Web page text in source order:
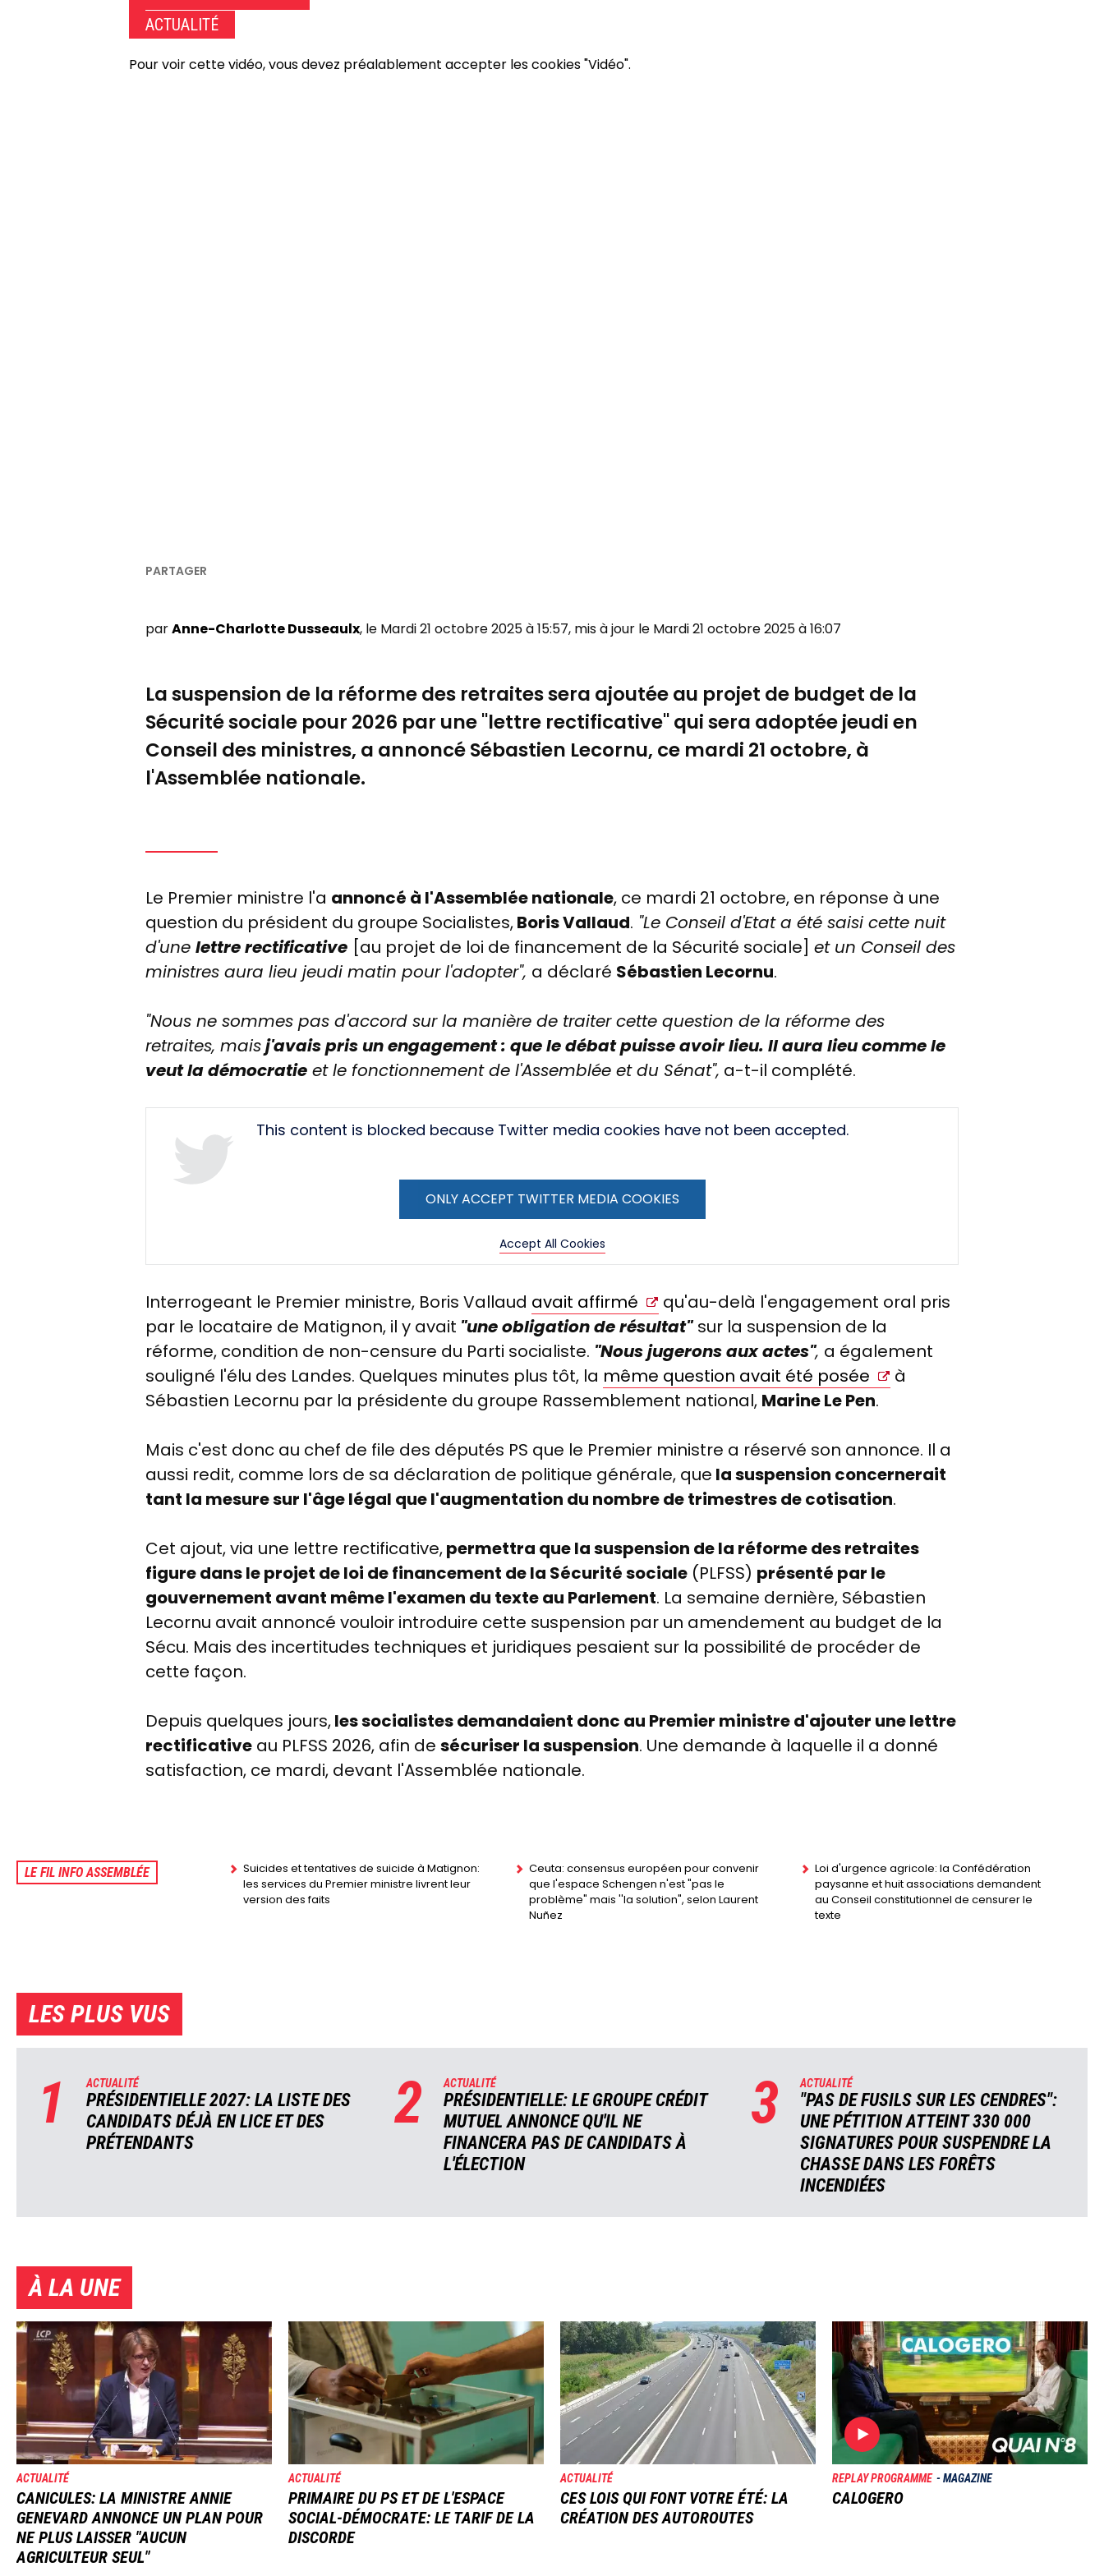
ACTUALITÉ
Pour voir cette vidéo, vous devez préalablement accepter les cookies "Vidéo".
parAnne-Charlotte Dusseaulx, le Mardi 21 octobre 2025 à 15:57, mis à jour le Mardi 21 octobre 2025 à 16:07
La suspension de la réforme des retraites sera ajoutée au projet de budget de la
Sécurité sociale pour 2026 par une "lettre rectificative" qui sera adoptée jeudi en
Conseil des ministres, a annoncé Sébastien Lecornu, ce mardi 21 octobre, à
l'Assemblée nationale.
Le Premier ministre l'a annoncé à l'Assemblée nationale, ce mardi 21 octobre, en réponse à une
question du président du groupe Socialistes,Boris Vallaud. "Le Conseil d'Etat a été saisi cette nuit
d'une lettre rectificative [au projet de loi de financement de la Sécurité sociale] et un Conseil des
ministres aura lieu jeudi matin pour l'adopter", a déclaré Sébastien Lecornu.
"Nous ne sommes pas d'accord sur la manière de traiter cette question de la réforme des
retraites, maisj'avais pris unengagement: que ledébat puisse avoirlieu. Il aura lieu comme le
veut ladémocratie et le fonctionnementde l'Assemblée et du Sénat", a-t-il complété.
This content is blocked because Twitter media cookies have not been accepted.
ONLY ACCEPT TWITTER MEDIA COOKIES
Accept All Cookies
Interrogeant le Premier ministre, Boris Vallaud avait affirmé
qu'au-delà l'engagement oral pris
par le locataire de Matignon, il y avait "une obligation de résultat" sur la suspension de la
réforme, condition de non-censure du Parti socialiste. "Nous jugerons aux actes", a également
souligné l'élu des Landes. Quelques minutes plus tôt, la même question avait été posée
à
Sébastien Lecornu par la présidente du groupe Rassemblement national, Marine Le Pen.
Mais c'est donc au chef de file des députés PS que le Premier ministre a réservé son annonce. Il a
aussi redit, comme lors de sa déclaration de politique générale, que la suspension concernerait
tant la mesure sur l'âge légal que l'augmentation du nombre de trimestres de cotisation.
Cet ajout, via une lettre rectificative,permettra que la suspension de la réforme des retraites
figure dans le projet de loi de financement de la Sécurité sociale (PLFSS) présenté par le
gouvernement avant même l'examen du texte au Parlement. La semaine dernière, Sébastien
Lecornu avait annoncé vouloir introduire cette suspension par un amendement au budget de la
Sécu. Mais des incertitudes techniques et juridiques pesaient sur la possibilité de procéder de
cette façon.
Depuis quelques jours,les socialistes demandaient donc au Premier ministre d'ajouter une lettre
rectificative au PLFSS 2026, afin de sécuriser la suspension. Une demande à laquelle il a donné
satisfaction, ce mardi, devant l'Assemblée nationale.
LE FIL INFO ASSEMBLÉE
Suicides et tentatives de suicide à Matignon:
les services du Premier ministre livrent leur
version des faits
Ceuta: consensus européen pour convenir
que l'espace Schengen n'est "pas le
problème" mais ''la solution", selon Laurent
Nuñez
Loi d'urgence agricole: la Confédération
paysanne et huit associations demandent
au Conseil constitutionnel de censurer le
texte
LES PLUS VUS
1 ACTUALITÉ
PRÉSIDENTIELLE 2027: LA LISTE DES
CANDIDATS DÉJÀ EN LICE ET DES
PRÉTENDANTS
2 ACTUALITÉ
PRÉSIDENTIELLE: LE GROUPE CRÉDIT
MUTUEL ANNONCE QU'IL NE
FINANCERA PAS DE CANDIDATS À
L'ÉLECTION
3 ACTUALITÉ
"PAS DE FUSILS SUR LES CENDRES":
UNE PÉTITION ATTEINT 330 000
SIGNATURES POUR SUSPENDRE LA
CHASSE DANS LES FORÊTS
INCENDIÉES
À LA UNE
Image
ACTUALITÉ
CANICULES: LA MINISTRE ANNIE
GENEVARD ANNONCE UN PLAN POUR
NE PLUS LAISSER "AUCUN
AGRICULTEUR SEUL"
Image
ACTUALITÉ
PRIMAIRE DU PS ET DE L'ESPACE
SOCIAL-DÉMOCRATE: LE TARIF DE LA
DISCORDE
Image
ACTUALITÉ
CES LOIS QUI FONT VOTRE ÉTÉ: LA
CRÉATION DES AUTOROUTES
Image
REPLAY PROGRAMME MAGAZINE
CALOGERO